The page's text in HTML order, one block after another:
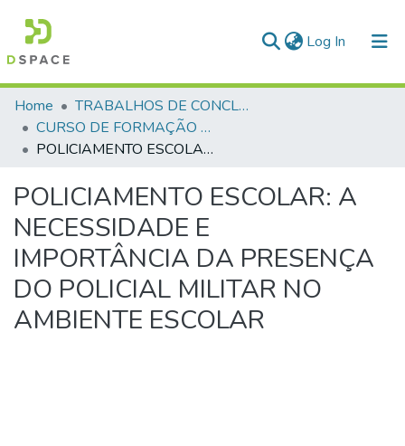
Log In (current)
Communities & Collections
All of DSpace
Home
TRABALHOS DE CONCLUSÃO DE CURSO - CFP (CURSO DE FORMAÇÃO DE PRAÇAS)
CURSO DE FORMAÇÃO DE PRAÇAS - CFP - 2024
POLICIAMENTO ESCOLAR: A NECESSIDADE E IMPORTÂNCIA DA PRESENÇA DO POLICIAL MILITAR NO AMBIENTE ESCOLAR
POLICIAMENTO ESCOLAR: A
NECESSIDADE E
IMPORTÂNCIA DA PRESENÇA
DO POLICIAL MILITAR NO
AMBIENTE ESCOLAR